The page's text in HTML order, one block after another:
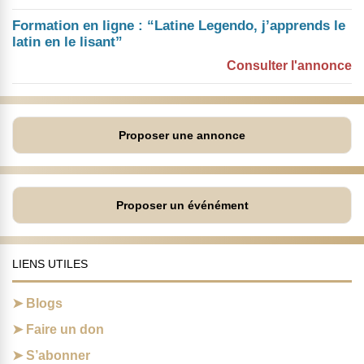
Formation en ligne : “Latine Legendo, j’apprends le
latin en le lisant”
Consulter l'annonce
Proposer une annonce
Proposer un événément
LIENS UTILES
Blogs
Faire un don
S’abonner